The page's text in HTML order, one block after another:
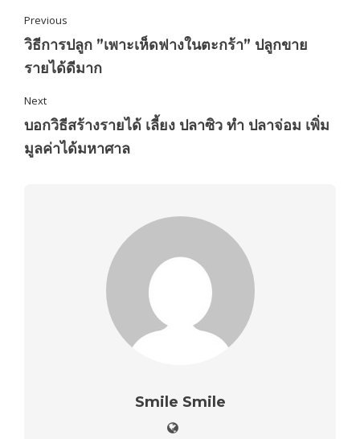
Previous
วิธีการปลูก ”เพาะเห็ดฟางในตะกร้า” ปลูกขาย
รายได้ดีมาก
Next
บอกวิธีสร้างรายได้ เลี้ยง ปลาซิว ทำ ปลาจ่อม เพิ่ม
มูลค่าได้มหาศาล
Smile Smile